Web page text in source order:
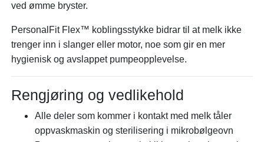
ved ømme bryster.
PersonalFit Flex™ koblingsstykke bidrar til at melk ikke
trenger inn i slanger eller motor, noe som gir en mer
hygienisk og avslappet pumpeopplevelse.
Rengjøring og vedlikehold
Alle deler som kommer i kontakt med melk tåler
oppvaskmaskin og sterilisering i mikrobølgeovn